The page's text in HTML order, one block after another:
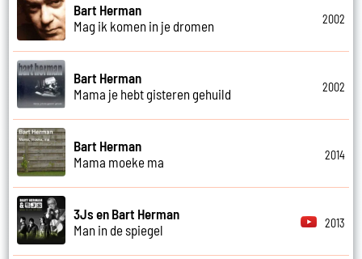
Bart Herman
Mag ik komen in je dromen
2002
Bart Herman
Mama je hebt gisteren gehuild
2002
Bart Herman
Mama moeke ma
2014
3Js en Bart Herman
Man in de spiegel
2013